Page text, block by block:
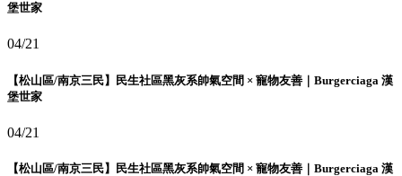
堡世家
04/21
【松山區/南京三民】民生社區黑灰系帥氣空間 × 寵物友善｜Burgerciaga 漢
堡世家
04/21
【松山區/南京三民】民生社區黑灰系帥氣空間 × 寵物友善｜Burgerciaga 漢